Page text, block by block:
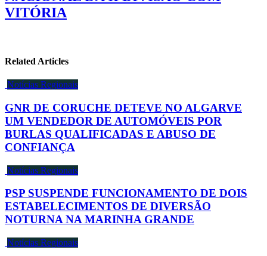
VITÓRIA
Related Articles
Notícias Regionais
GNR DE CORUCHE DETEVE NO ALGARVE
UM VENDEDOR DE AUTOMÓVEIS POR
BURLAS QUALIFICADAS E ABUSO DE
CONFIANÇA
Notícias Regionais
PSP SUSPENDE FUNCIONAMENTO DE DOIS
ESTABELECIMENTOS DE DIVERSÃO
NOTURNA NA MARINHA GRANDE
Notícias Regionais